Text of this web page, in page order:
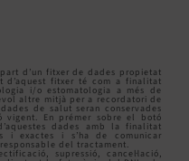
d’un fitxer de dades propietat
d’aquest fitxer té com a finalitat
i/o estomatologia a més de
altre mitjà per a recordatori de
de salut seran conservades
En prémer sobre el botó
dades amb la finalitat
i exactes i s’ha de comunicar
del tractament.
supressió, cancel·lació,